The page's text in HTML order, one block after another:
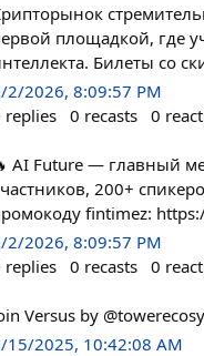
площадкой, где
Билеты со
2/2026, 8:09:57 PM
replies 0 recasts 0
AI Future — главный
200+
fintimez:
2/2026, 8:09:57 PM
replies 0 recasts 0
Versus by
15/2025, 10:42:08 AM